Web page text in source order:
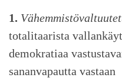
1.
totalitaarista
demokratiaa
sananvapautta vastaan